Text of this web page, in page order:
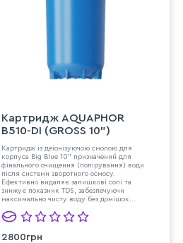
Картридж AQUAPHOR
B510-DI (GROSS 10")
Картридж із деіонізуючою смолою для
корпуса Big Blue 10" призначений для
фінального очищення (полірування) води
після системи зворотного осмосу.
Ефективно видаляє залишкові солі та
знижує показник TDS, забезпечуючи
максимально чисту воду без домішок...
2800грн